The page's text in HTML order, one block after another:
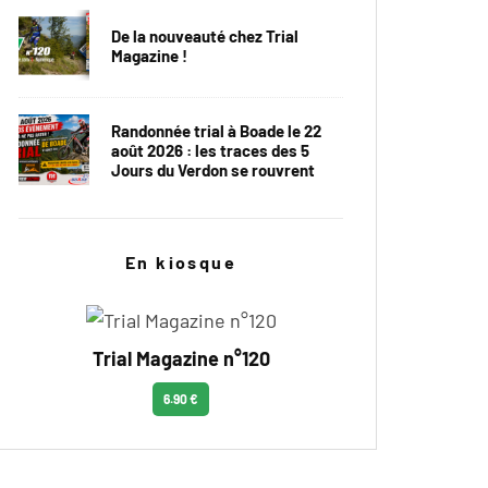
De la nouveauté chez Trial
Magazine !
Randonnée trial à Boade le 22
août 2026 : les traces des 5
Jours du Verdon se rouvrent
En kiosque
Trial Magazine n°120
6.90 €